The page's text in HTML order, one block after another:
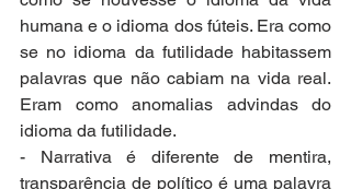
humana e o idioma dos fúteis. Era como
se no idioma da futilidade habitassem
palavras que não cabiam na vida real.
Eram como anomalias advindas do
idioma da futilidade.
- Narrativa é diferente de mentira,
transparência de político é uma palavra